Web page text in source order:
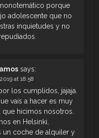
porque
adolescente que no
inquietudes y no
says:
at 18:58
los cumplidos, jajaja.
vais a hacer es muy
que hicimos nosotros.
en Helsinki,
un coche de alquiler y